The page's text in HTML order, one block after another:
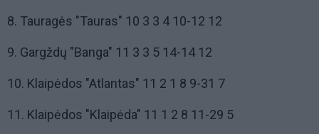
8. Tauragės "Tauras" 10 3 3 4 10-12 12
9. Gargždų "Banga" 11 3 3 5 14-14 12
10. Klaipėdos "Atlantas" 11 2 1 8 9-31 7
11. Klaipėdos "Klaipėda" 11 1 2 8 11-29 5